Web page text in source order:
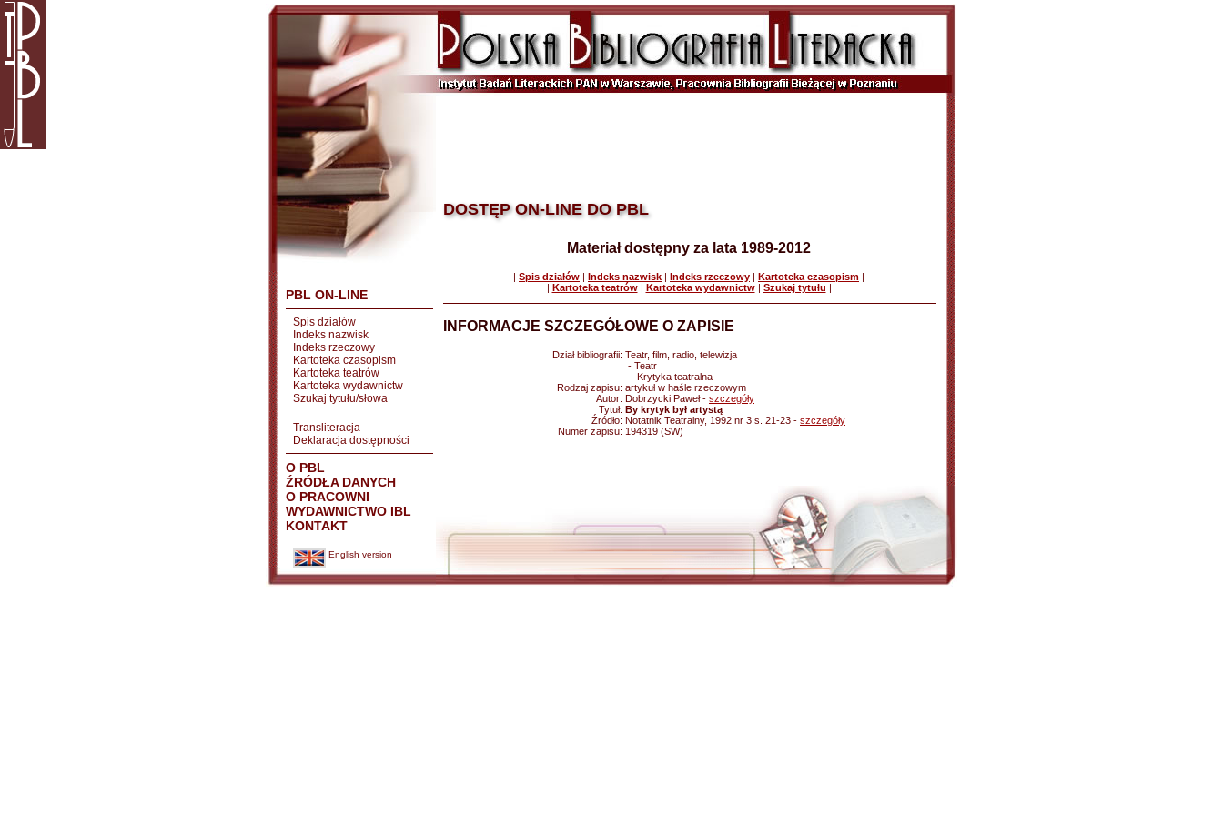
PBL ON-LINE
Spis działów
Indeks nazwisk
Indeks rzeczowy
Kartoteka czasopism
Kartoteka teatrów
Kartoteka wydawnictw
Szukaj tytułu/słowa
Transliteracja
Deklaracja dostępności
O PBL
ŹRÓDŁA DANYCH
O PRACOWNI
WYDAWNICTWO IBL
KONTAKT
English version
DOSTĘP ON-LINE DO PBL
Materiał dostępny za lata 1989-2012
| Spis działów | Indeks nazwisk | Indeks rzeczowy | Kartoteka czasopism |
| Kartoteka teatrów| Kartoteka wydawnictw| Szukaj tytułu |
INFORMACJE SZCZEGÓŁOWE O ZAPISIE
Dział bibliografii: Teatr, film, radio, telewizja
- Teatr
- Krytyka teatralna
Rodzaj zapisu: artykuł w haśle rzeczowym
Autor: Dobrzycki Paweł - szczegóły
Tytuł: By krytyk był artystą
Źródło: Notatnik Teatralny, 1992 nr 3 s. 21-23 - szczegóły
Numer zapisu: 194319 (SW)